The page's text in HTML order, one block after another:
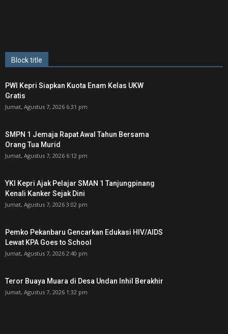
Block title
PWI Kepri Siapkan Kuota Enam Kelas UKW
Gratis
Jumat, Agustus 7, 2026 6:31 pm
SMPN 1 Jemaja Rapat Awal Tahun Bersama
Orang Tua Murid ‎
Jumat, Agustus 7, 2026 6:12 pm
YKI Kepri Ajak Pelajar SMAN 1 Tanjungpinang
Kenali Kanker Sejak Dini
Jumat, Agustus 7, 2026 3:02 pm
Pemko Pekanbaru Gencarkan Edukasi HIV/AIDS
Lewat KPA Goes to School
Jumat, Agustus 7, 2026 2:40 pm
Teror Buaya Muara di Desa Undan Inhil Berakhir
Jumat, Agustus 7, 2026 1:32 pm